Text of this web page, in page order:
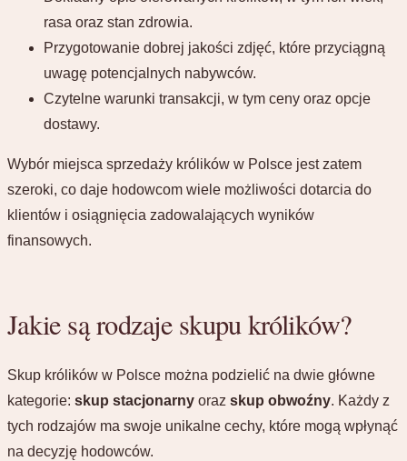
rasa oraz stan zdrowia.
Przygotowanie dobrej jakości zdjęć, które przyciągną
uwagę potencjalnych nabywców.
Czytelne warunki transakcji, w tym ceny oraz opcje
dostawy.
Wybór miejsca sprzedaży królików w Polsce jest zatem
szeroki, co daje hodowcom wiele możliwości dotarcia do
klientów i osiągnięcia zadowalających wyników
finansowych.
Jakie są rodzaje skupu królików?
Skup królików w Polsce można podzielić na dwie główne
kategorie: skup stacjonarny oraz skup obwoźny. Każdy z
tych rodzajów ma swoje unikalne cechy, które mogą wpłynąć
na decyzję hodowców.